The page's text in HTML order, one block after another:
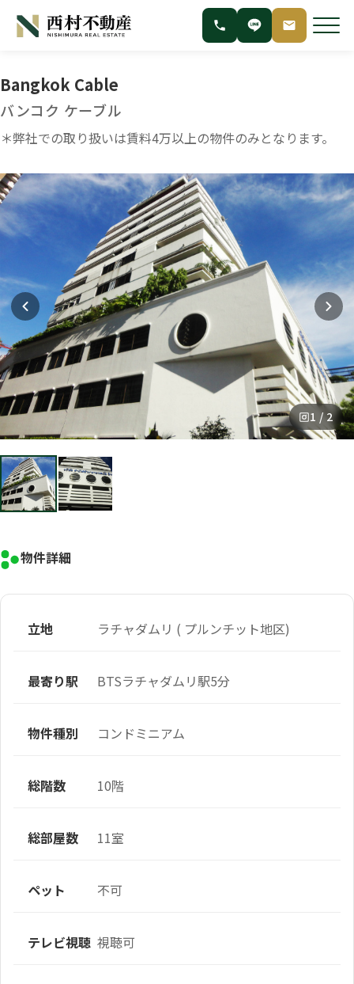
Bangkok Cable
バンコク ケーブル
＊弊社での取り扱いは賃料4万以上の物件のみとなります。
1 / 2
物件詳細
立地 ラチャダムリ ( プルンチット地区)
最寄り駅 BTSラチャダムリ駅5分
物件種別 コンドミニアム
総階数 10階
総部屋数 11室
ペット 不可
テレビ視聴 視聴可